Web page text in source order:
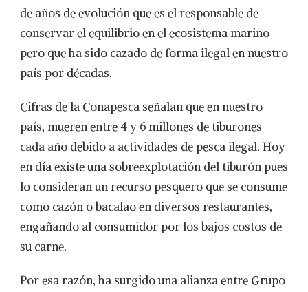
de años de evolución que es el responsable de
conservar el equilibrio en el ecosistema marino
pero que ha sido cazado de forma ilegal en nuestro
país por décadas.
Cifras de la Conapesca señalan que en nuestro
país, mueren entre 4 y 6 millones de tiburones
cada año debido a actividades de pesca ilegal. Hoy
en día existe una sobreexplotación del tiburón pues
lo consideran un recurso pesquero que se consume
como cazón o bacalao en diversos restaurantes,
engañando al consumidor por los bajos costos de
su carne.
Por esa razón, ha surgido una alianza entre Grupo